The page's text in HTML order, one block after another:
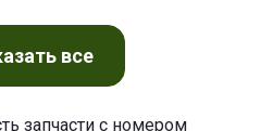
все
запчасти с номером